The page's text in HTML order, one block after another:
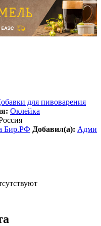
для пивоварения
Оклейка
Бир.РФ Добавил(а): Админ